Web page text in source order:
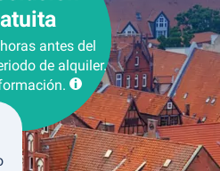
antes del
de alquiler.